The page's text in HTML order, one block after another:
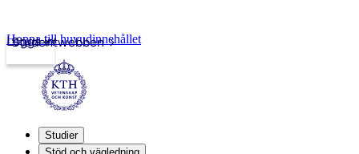
Studentwebben
Logga in
Hoppa till huvudinnehållet
Studier